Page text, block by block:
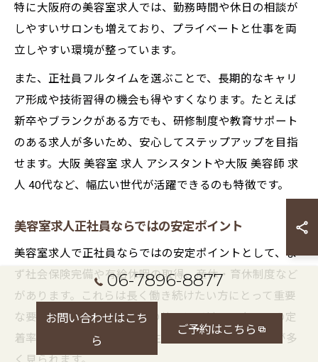
特に大阪府の美容室求人では、勤務時間や休日の相談が
しやすいサロンも増えており、プライベートと仕事を両
立しやすい環境が整っています。
また、正社員フルタイムを選ぶことで、長期的なキャリ
ア形成や技術習得の機会も得やすくなります。たとえば
新卒やブランクがある方でも、研修制度や教育サポート
のある求人が多いため、安心してステップアップを目指
せます。大阪 美容室 求人 アシスタントや大阪 美容師 求
人 40代など、幅広い世代が活躍できるのも特徴です。
美容室求人正社員ならではの安定ポイント
美容室求人で正社員ならではの安定ポイントとして、ま
ず社会保険完備や有給休暇の取得、産休・育休制度など
があります。これらは長く働き続けたい方にとって重要
な要素です。特に大阪府内のサロンでは、スタッフの定
着率を高めるために福利厚生を強化しているケースが多
06-7896-8877
お問い合わせはこち
ら
ご予約はこちら